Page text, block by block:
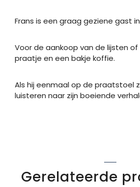
Frans is een graag geziene gast
Voor de aankoop van de lijsten
praatje en een bakje koffie.
Als hij eenmaal op de praatstoel
luisteren naar zijn boeiende
Gerelateerde